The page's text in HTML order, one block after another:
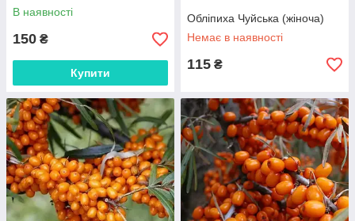
В наявності
150 ₴
Купити
Обліпиха Чуйська (жіноча)
Немає в наявності
115 ₴